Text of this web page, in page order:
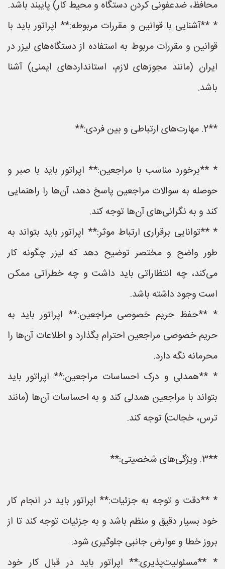
محافظ، ضدعفونی کردن دستگاه و محیط کار) پایبند باشد.
* **آشنایی با قوانین و مقررات مربوطه:** اپراتور باید با
قوانین و مقررات مربوط به استفاده از دستگاه‌های لیزر در
ایران (مانند مجوزهای لازم، استانداردهای ایمنی) آشنا
باشد.
**2. مهارت‌های ارتباطی و بین فردی:**
* **برخورد مناسب با مراجعین:** اپراتور باید با صبر و
حوصله به سوالات مراجعین پاسخ دهد، آن‌ها را راهنمایی
کند و به نگرانی‌های آن‌ها توجه کند.
* **توانایی برقراری ارتباط موثر:** اپراتور باید بتواند به
طور واضح و مختصر توضیح دهد که لیزر چگونه کار
می‌کند، چه انتظاراتی باید داشت و چه خطراتی ممکن
است وجود داشته باشد.
* **حفظ حریم خصوصی مراجعین:** اپراتور باید به
حریم خصوصی مراجعین احترام بگذارد و اطلاعات آن‌ها را
محرمانه نگه دارد.
* **همدلی و درک احساسات مراجعین:** اپراتور باید
بتواند با مراجعین همدلی کند و به احساسات آن‌ها (مانند
ترس، خجالت) توجه کند.
**3. ویژگی‌های شخصیتی:**
* **دقت و توجه به جزئیات:** اپراتور باید در انجام کار
خود بسیار دقیق و منظم باشد و به جزئیات توجه کند تا از
بروز خطا و عوارض جانبی جلوگیری شود.
* **مسئولیت‌پذیری:** اپراتور باید در قبال کار خود